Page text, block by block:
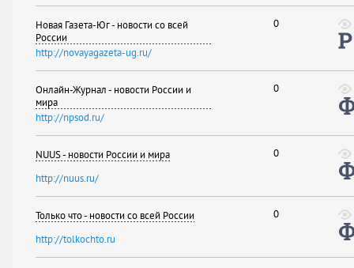
Новая Газета-Юг - новости со всей
России
http://novayagazeta-ug.ru/
0
Онлайн-Журнал - новости России и
мира
http://npsod.ru/
0
NUUS - новости России и мира
http://nuus.ru/
0
Только что - новости со всей России
http://tolkochto.ru
0